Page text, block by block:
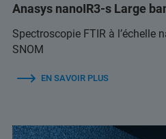
Anasys nanoIR3-s Large
Spectroscopie FTIR à l’échelle
SNOM
EN SAVOIR PLUS